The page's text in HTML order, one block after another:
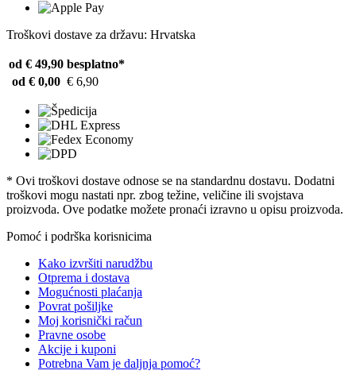
Troškovi dostave za državu: Hrvatska
od € 49,90 besplatno*
od € 0,00 € 6,90
* Ovi troškovi dostave odnose se na standardnu ​​dostavu. Dodatni
troškovi mogu nastati npr. zbog težine, veličine ili svojstava
proizvoda. Ove podatke možete pronaći izravno u opisu proizvoda.
Pomoć i podrška korisnicima
Kako izvršiti narudžbu
Otprema i dostava
Mogućnosti plaćanja
Povrat pošiljke
Moj korisnički račun
Pravne osobe
Akcije i kuponi
Potrebna Vam je daljnja pomoć?